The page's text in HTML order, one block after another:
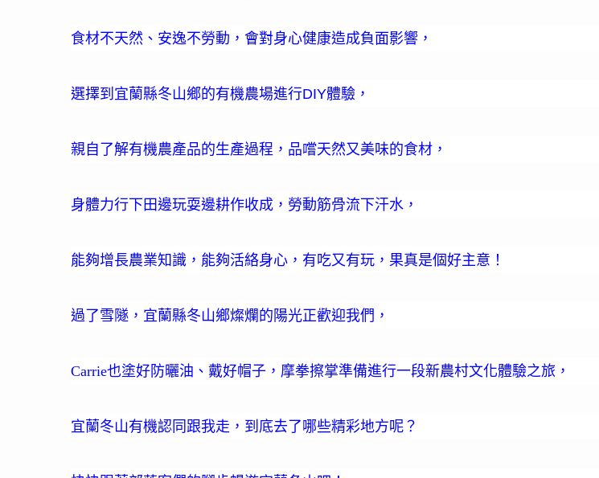
食材不天然、安逸不勞動，會對身心健康造成負面影響，
選擇到宜蘭縣冬山鄉的有機農場進行DIY體驗，
親自了解有機農產品的生產過程，品嚐天然又美味的食材，
身體力行下田邊玩耍邊耕作收成，勞動筋骨流下汗水，
能夠增長農業知識，能夠活絡身心，有吃又有玩，果真是個好主意！
過了雪隧， 宜蘭縣冬山鄉燦爛的陽光正歡迎我們，
Carrie也塗好防曬油、戴好帽子，摩拳擦掌準備進行一段新農村文化體驗之旅，
宜蘭冬山有機認同跟我走 ，到底去了哪些精彩地方呢？